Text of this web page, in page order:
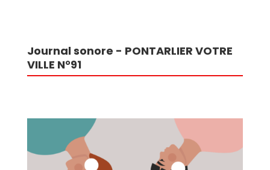
Journal sonore - PONTARLIER VOTRE
VILLE N°91